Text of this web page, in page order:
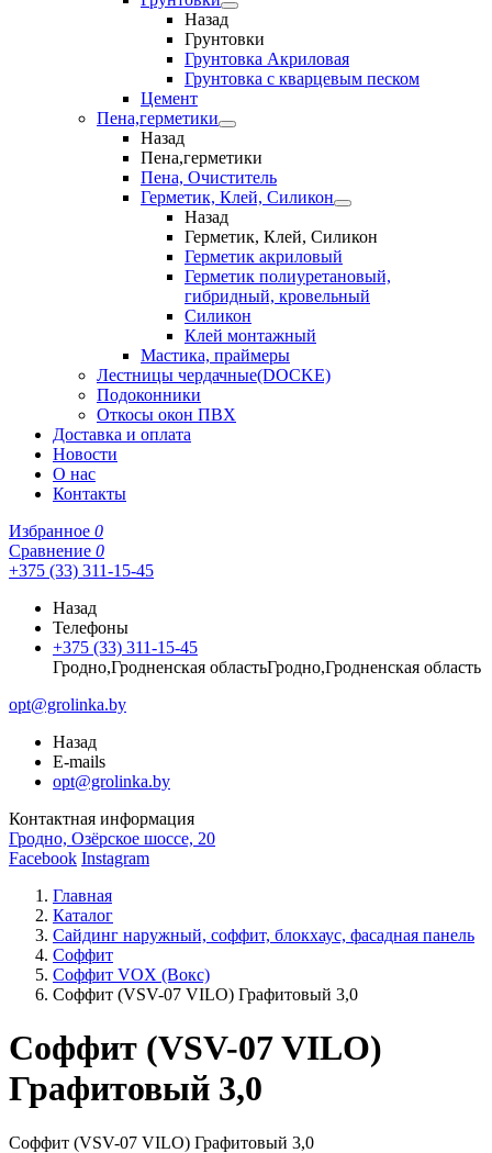
Назад
Грунтовки
Грунтовка Акриловая
Грунтовка с кварцевым песком
Цемент
Пена,герметики
Назад
Пена,герметики
Пена, Очиститель
Герметик, Клей, Силикон
Назад
Герметик, Клей, Силикон
Герметик акриловый
Герметик полиуретановый,
гибридный, кровельный
Силикон
Клей монтажный
Мастика, праймеры
Лестницы чердачные(DOCKE)
Подоконники
Откосы окон ПВХ
Доставка и оплата
Новости
О нас
Контакты
Избранное 0
Сравнение 0
+375 (33) 311-15-45
Назад
Телефоны
+375 (33) 311-15-45
Гродно,Гродненская областьГродно,Гродненская область
opt@grolinka.by
Назад
E-mails
opt@grolinka.by
Контактная информация
Гродно, Озёрское шоссе, 20
Facebook Instagram
Главная
Каталог
Сайдинг наружный, соффит, блокхаус, фасадная панель
Соффит
Соффит VOX (Вокс)
Соффит (VSV-07 VILO) Графитовый 3,0
Соффит (VSV-07 VILO)
Графитовый 3,0
Соффит (VSV-07 VILO) Графитовый 3,0